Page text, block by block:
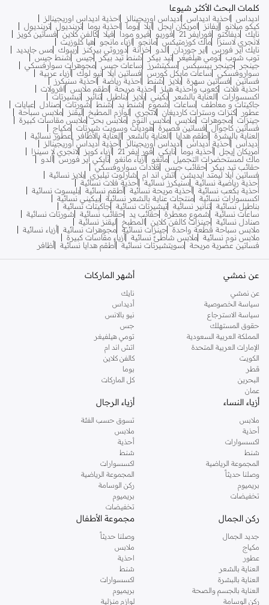
كلمات البحث الأكثر شيوعا
اديداس احذية اديداس اديداس اوريجينالز
احذية اديداس اوريجينالز
كيكو ميلانو
إيفانز امريكان ايجل ايلا بوما احذية بوما ترينديول ترينديول
نايك ديفاكتو فورايفر 21 فوريو فيرو مودا فيلا كالفن كلاين فساتين كويز
لانجري لاسنزا
ماك كوزمتيكس مانجو ازياء مانجو
هيا كلوزيت
نايك اير فورس
اير جوردان الدو خزانة دوروثي بيركنز ريبوك مس جايديد
توب شوب تومي هيلفيغر تيد بيكر شنط تيد بيكر جيس
شنط جيس
جينجر
جينجر بيسيكس سكيتشرز ساعات جيس مجوهرات سوارفسكي
سواروفسكي
ساعات مايكل كورس فساتين ايلا نيو لوك أزياء عربية
فساتين
فساتين سهرة بلايز شنط احذية رياضة
احذية سنيكرز
احذية فلات كعوب واحذية هيلز احذية مريحة اطقم ملابس
افرولات
اكسسوارات
العناية بالشعر بكيني بلايز بناطيل تنانير
تيشيرتات
جاكيتات و معاطف
ساعات شموع شنط يد شنط شورتات صنادل
عبايات
عطور
كنزات وسترات كارديغان لانجري لوازم المطبخ ليقنز
ملابس سباحة
جينزات مجوهرات ملابس ملابس النوم ملابس بحر ملابس مقاسات كبيرة
فساتين كاجوال
فساتين قصيرة هوديات وسويت شيرتات مكياج
العناية بالبشرة أطقم هدايا العناية بالشعر العناية بالأظافر
عطور نسائية
أديداس أحذية أديداس أديداس أوريجينالز
أحذية أديداس أوريجينالز
أمريكان إيجل أحذية بوما نايكي فور إيفر 21 أزياء كويز
لانجري لا سينزا
ماك لمستحضرات التجميل مانغو أزياء مانغو نايكي اير فورس ألدو
حقائب تيد بيكر
حقائب جيس
قلادات سواروفسكي
فساتين ايلا ليمتد ايديشن
اتش اند ام شارلوت تيلبري بلايز نسائية
أحذية رياضية نسائية
سنيكرز نسائية أحذية فلات نسائية
أحذية بكعب نسائية أحذية مريحة نسائية أطقم نسائية بليسوت نسائية
اكسسوارات نسائية منتجات عناية بالشعر نسائية بيكيني نسائية
بناطيل نسائية تنانير نسائية تيشيرتات نسائية جاكيتات نسائية
ساعات نسائية
شموع معطرة حقائب يد حقائب نسائية
شورتات نسائية
صنادل نسائية جينزات كالفن كلاين المطبخ
ليقنز نسائية
ملابس سباحة قطعة واحدة جينزات نسائية مجوهرات نسائية أزياء نسائية
ملابس نوم نسائية ملابس شاطئ نسائية أزياء مقاسات كبيرة
فساتين عصرية مريحة
سويتشيرتات نسائية أطقم هدايا نسائية أظافر
عن نمشي
عن نمشي
سياسة الخصوصية
سياسة الاسترجاع
حقوق المستهلك
المملكة العربية السعودية
الإمارات العربية المتحدة
الكويت
قطر
البحرين
عمان
أشهر الماركات
نايك
أديداس
نيو بالانس
جس
تومي هيلفيغر
اتش اند ام
كالفن كلاين
بوما
كل الماركات
أزياء النساء
ملابس
أحذية
اكسسوارات
شنط
المجموعة الرياضية
وصلنا حديثاً
بريميوم
تخفيضات
أزياء الرجال
تسوق حسب الفئة
ملابس
أحذية
شنط
اكسسوارات
المجموعة الرياضية
ركن الوسامة
بريميوم
تخفيضات
ركن الجمال
جديد الجمال
مكياج
عطور
العناية بالشعر
العناية بالبشرة
العناية بالجسم والصحة
ركن الوسامة
مجموعة الأطفال
وصلنا حديثاً
ملابس
احذية
شنط
اكسسوارات
بريميوم
لوازم منزلية